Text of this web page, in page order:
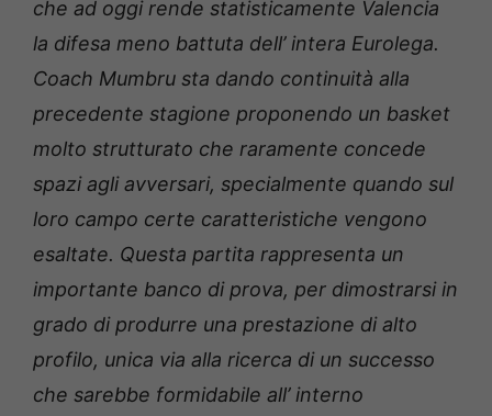
che ad oggi rende statisticamente Valencia
la difesa meno battuta dell’ intera Eurolega.
Coach Mumbru sta dando continuità alla
precedente stagione proponendo un basket
molto strutturato che raramente concede
spazi agli avversari, specialmente quando sul
loro campo certe caratteristiche vengono
esaltate. Questa partita rappresenta un
importante banco di prova, per dimostrarsi in
grado di produrre una prestazione di alto
profilo, unica via alla ricerca di un successo
che sarebbe formidabile all’ interno